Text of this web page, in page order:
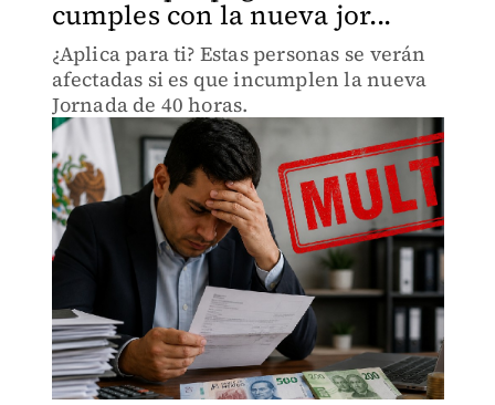
cumples con la nueva jor...
¿Aplica para ti? Estas personas se verán
afectadas si es que incumplen la nueva
Jornada de 40 horas.